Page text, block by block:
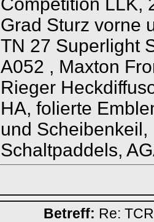
Grad Sturz vorne
TN 27 Superlight
A052 , Maxton
Rieger
HA, folierte
und
Schaltpaddels,
Betreff: Re: